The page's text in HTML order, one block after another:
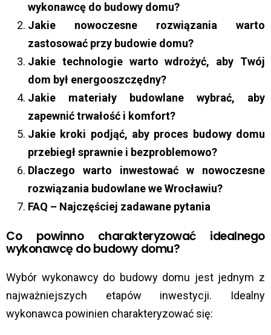
wykonawcę do budowy domu?
Jakie nowoczesne rozwiązania warto
zastosować przy budowie domu?
Jakie technologie warto wdrożyć, aby Twój
dom był energooszczędny?
Jakie materiały budowlane wybrać, aby
zapewnić trwałość i komfort?
Jakie kroki podjąć, aby proces budowy domu
przebiegł sprawnie i bezproblemowo?
Dlaczego warto inwestować w nowoczesne
rozwiązania budowlane we Wrocławiu?
FAQ – Najczęściej zadawane pytania
Co powinno charakteryzować idealnego
wykonawcę do budowy domu?
Wybór wykonawcy do budowy domu jest jednym z
najważniejszych etapów inwestycji. Idealny
wykonawca powinien charakteryzować się: